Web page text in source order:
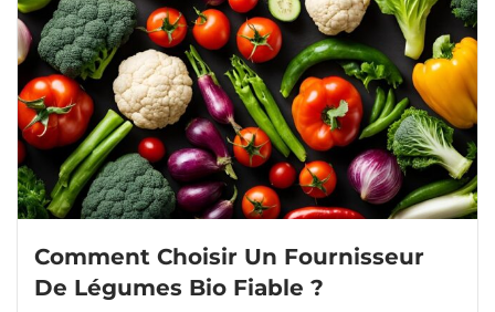
Comment Choisir Un Fournisseur
De Légumes Bio Fiable ?